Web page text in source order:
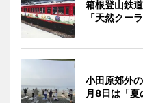
箱根登山鉄
「天然クー
小田原郊外
月8日は「夏